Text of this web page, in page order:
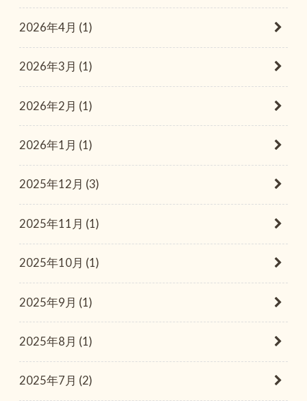
2026年4月 (1)
2026年3月 (1)
2026年2月 (1)
2026年1月 (1)
2025年12月 (3)
2025年11月 (1)
2025年10月 (1)
2025年9月 (1)
2025年8月 (1)
2025年7月 (2)